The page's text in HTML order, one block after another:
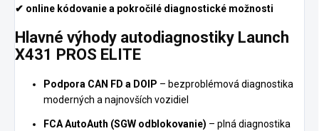
✔ online kódovanie a pokročilé diagnostické možnosti
Hlavné výhody autodiagnostiky Launch
X431 PROS ELITE
Podpora CAN FD a DOIP – bezproblémová diagnostika
moderných a najnovších vozidiel
FCA AutoAuth (SGW odblokovanie) – plná diagnostika